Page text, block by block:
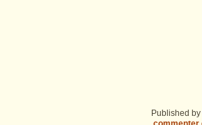
Published